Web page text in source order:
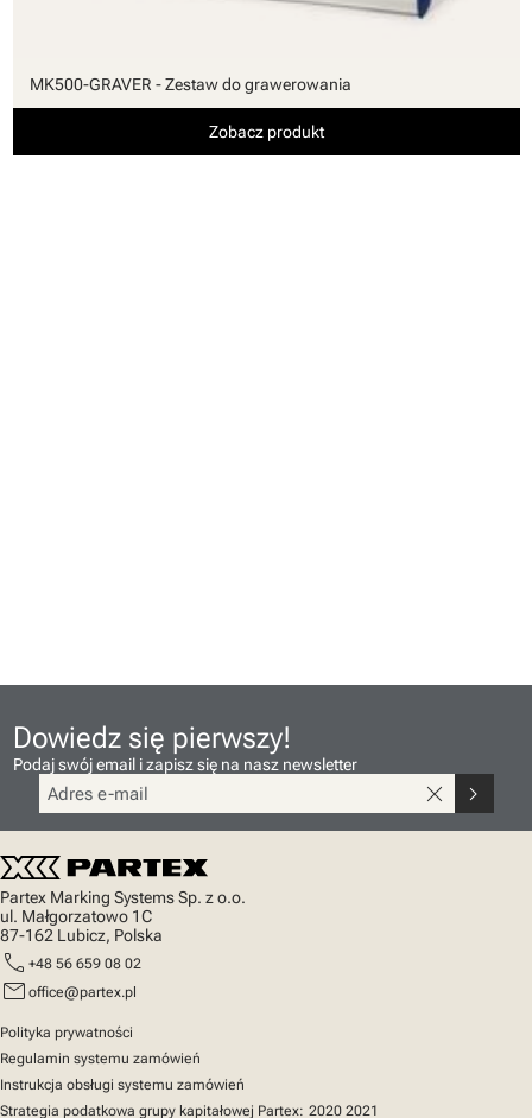
MK500-GRAVER - Zestaw do grawerowania
Zobacz produkt
Dowiedz się pierwszy!
Podaj swój email i zapisz się na nasz newsletter
close chevron_right
Partex Marking Systems Sp. z o.o.
ul. Małgorzatowo 1C
87-162 Lubicz, Polska
call +48 56 659 08 02
mail office@partex.pl
Polityka prywatności
Regulamin systemu zamówień
Instrukcja obsługi systemu zamówień
Strategia podatkowa grupy kapitałowej Partex: 2020 2021